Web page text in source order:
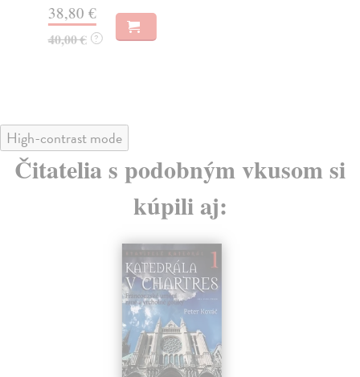
38,80 €
40,00 € ?
High-contrast mode
Čitatelia s podobným vkusom si
kúpili aj: